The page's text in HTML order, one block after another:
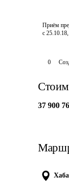
Приём
с
0
37 900